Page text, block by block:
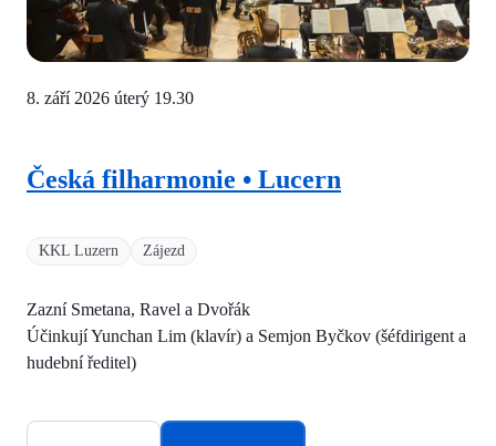
KKL Luzern Zájezd
Česká filharmonie • Lucern
Zazní Smetana, Ravel a Dvořák
Účinkují Yunchan Lim (klavír) a Semjon Byčkov (šéfdirigent a
hudební ředitel)
8. září 2026 úterý 19.30